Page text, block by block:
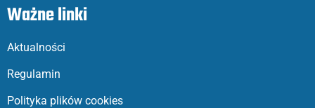
Ważne linki
Aktualności
Regulamin
Polityka plików cookies